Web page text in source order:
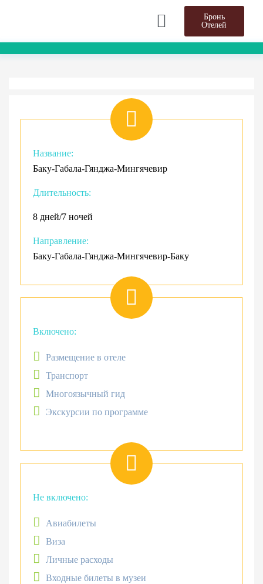
Бронь
Отелей
Название:
Баку-Габала-Гянджа-Мингячевир
Длительность:
8 дней/7 ночей
Направление:
Баку-Габала-Гянджа-Мингячевир-Баку
Включено:
Размещение в отеле
Транспорт
Многоязычный гид
Экскурсии по программе
Не включено:
Авиабилеты
Виза
Личные расходы
Входные билеты в музеи